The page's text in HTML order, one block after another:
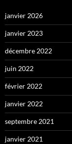
janvier 2026
janvier 2023
décembre 2022
juin 2022
février 2022
janvier 2022
septembre 2021
janvier 2021